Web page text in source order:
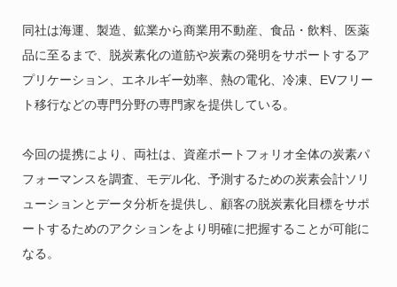
同社は海運、製造、鉱業から商業用不動産、食品・飲料、医薬
品に至るまで、脱炭素化の道筋や炭素の発明をサポートするア
プリケーション、エネルギー効率、熱の電化、冷凍、EVフリー
ト移行などの専門分野の専門家を提供している。
今回の提携により、両社は、資産ポートフォリオ全体の炭素パ
フォーマンスを調査、モデル化、予測するための炭素会計ソリ
ューションとデータ分析を提供し、顧客の脱炭素化目標をサポ
ートするためのアクションをより明確に把握することが可能に
なる。